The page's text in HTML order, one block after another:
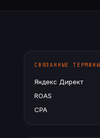
СВЯЗАННЫЕ ТЕРМИНЫ
Яндекс Директ
ROAS
CPA